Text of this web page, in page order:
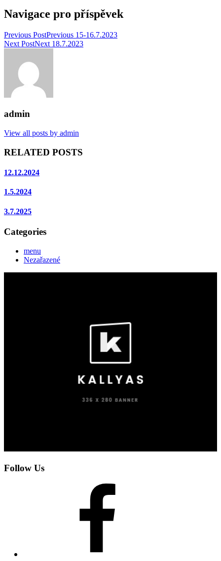
Navigace pro příspěvek
Previous PostPrevious 15-16.7.2023
Next PostNext 18.7.2023
admin
View all posts by admin
RELATED POSTS
12.12.2024
1.5.2024
3.7.2025
Categories
menu
Nezařazené
Follow Us